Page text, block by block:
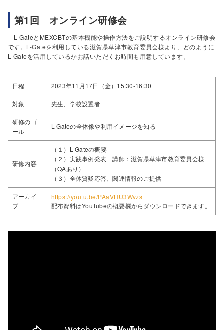
第1回 オンライン研修会
L-GateとMEXCBTの基本機能や操作方法をご説明するオンライン研修会
です。L-Gateを利用している滋賀県草津市教育委員会様より、どのように
L-Gateを活用しているかお話いただくお時間も用意しています。
日程 2023年11月17日（金）15:30-16:30
対象 先生、学校設置者
研修のゴ
ール
L-Gateの全体像や利用イメージを知る
研修内容
（１）L-Gateの概要
（２）実践事例発表 講師：滋賀県草津市教育委員会様
（QAあり）
（３）全体質疑応答、関連情報のご提供
アーカイ
ブ
https://youtu.be/PAaVHU3Wvzs
配布資料はYouTubeの概要欄からダウンロードできます。